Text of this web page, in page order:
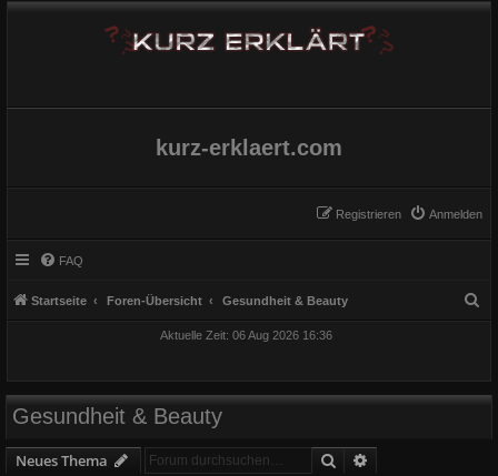
kurz-erklaert.com
Anmelden
Registrieren
FAQ
Startseite Foren-Übersicht Gesundheit & Beauty
Aktuelle Zeit: 06 Aug 2026 16:36
Gesundheit & Beauty
Neues Thema Suche